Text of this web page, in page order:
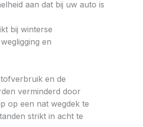
aan dat bij uw auto is
bij winterse
en
en de
verminderd door
op een nat wegdek te
strikt in acht te